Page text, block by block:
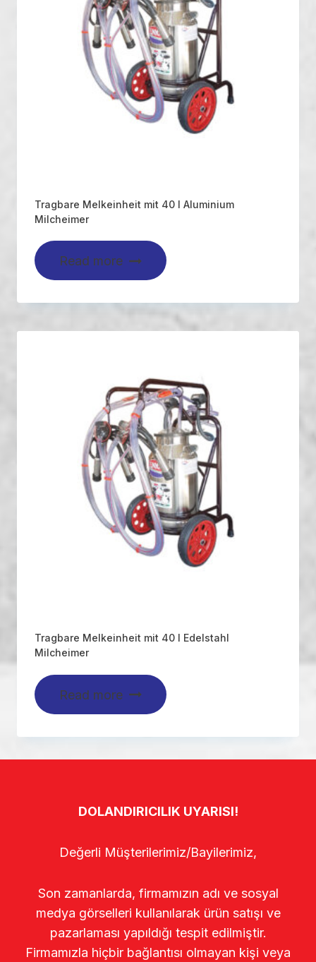
Tragbare Melkeinheit mit 40 l Aluminium
Milcheimer
Read more
Tragbare Melkeinheit mit 40 l Edelstahl
Milcheimer
Read more
DOLANDIRICILIK UYARISI!
Değerli Müşterilerimiz/Bayilerimiz,
Son zamanlarda, firmamızın adı ve sosyal
medya görselleri kullanılarak ürün satışı ve
pazarlaması yapıldığı tespit edilmiştir.
Firmamızla hiçbir bağlantısı olmayan kişi veya